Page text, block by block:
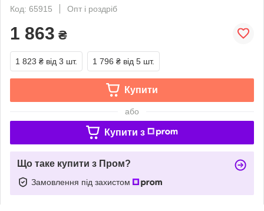
Код: 65915
Опт і роздріб
1 863 ₴
1 823 ₴ від 3 шт. 1 796 ₴ від 5 шт.
Купити
або
Купити з
Що таке купити з Пром?
Замовлення під захистом